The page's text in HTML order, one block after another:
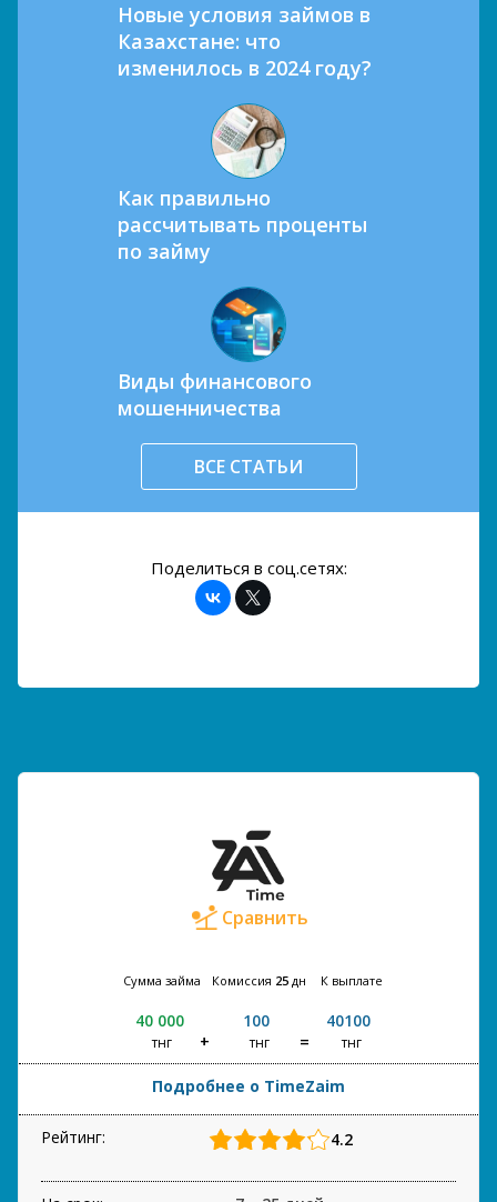
Новые условия займов в
Казахстане: что
изменилось в 2024 году?
Как правильно
рассчитывать проценты
по займу
Виды финансового
мошенничества
ВСЕ СТАТЬИ
Поделиться в соц.сетях:
Сравнить
Сумма займа
40 000
тнг
Комиссия 25 дн
100
тнг
К выплате
40100
тнг
Подробнее о TimeZaim
Рейтинг: 4.2